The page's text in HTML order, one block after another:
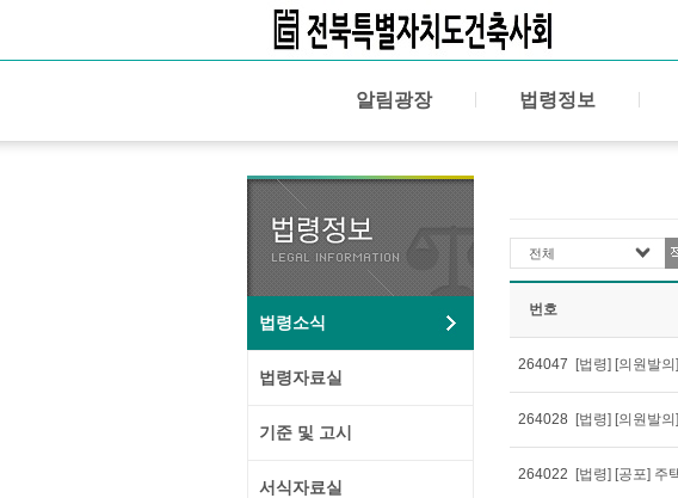
알림광장 법령정보
법령소식
법령자료실
기준 및 고시
서식자료실
전체
번호
264047
264028
264022 [법령] [공포] 주